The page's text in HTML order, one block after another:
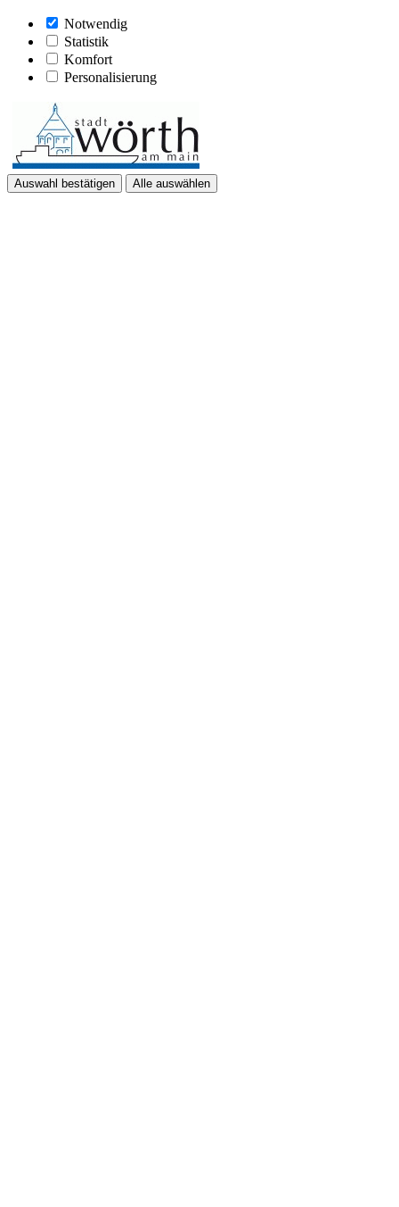
Notwendig
Statistik
Komfort
Personalisierung
Auswahl bestätigen Alle auswählen